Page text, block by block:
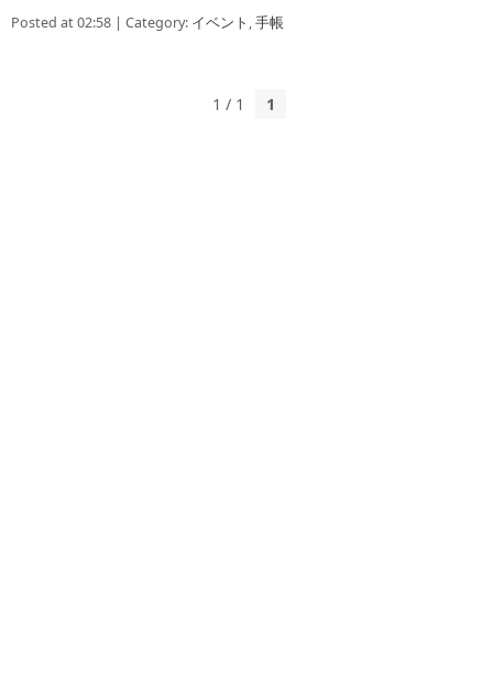
Posted at 02:58 | Category: イベント ,手帳
1 / 1 1